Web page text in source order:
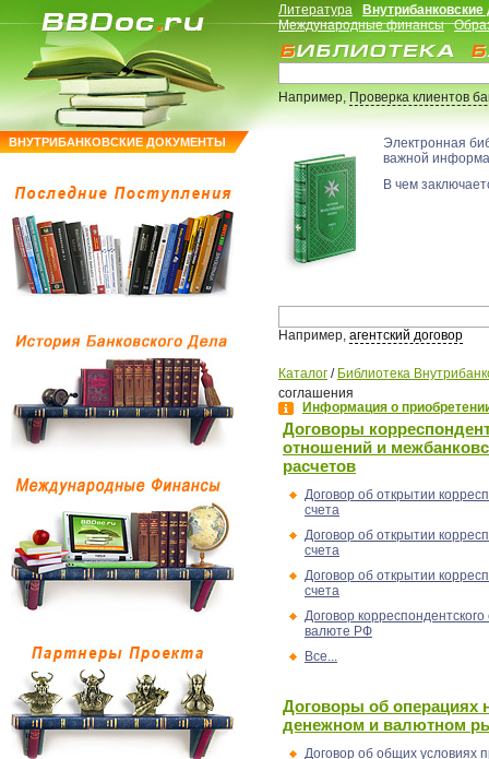
ВНУТРИБАНКОВСКИЕ ДОКУМЕНТЫ
Литература
Международные финансы
Например,Проверка клиентов
Электронная
важной
В чем
Например, агентский договор
Каталог / Библиотека
соглашения
Информация о
Договоры
отношений и
расчетов
Договор об открытии
счета
Договор об открытии
счета
Договор об открытии
счета
Договор корреспондентского
валюте РФ
Все...
Договоры об операциях
денежном и валютном
Договор об общих условиях